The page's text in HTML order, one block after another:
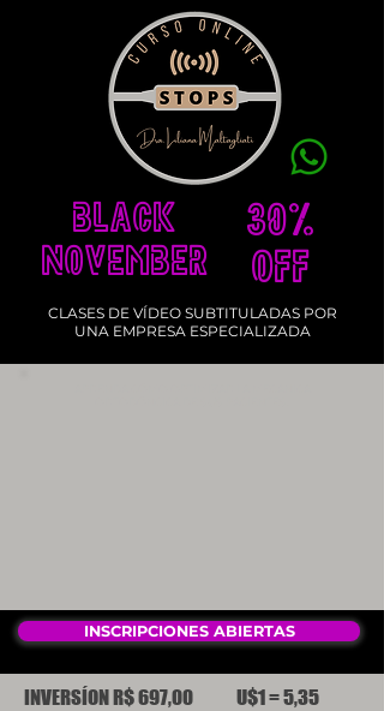
BLACK
NOVEMBER
30%
OFF
CLASES DE VÍDEO SUBTITULADAS POR
UNA EMPRESA ESPECIALIZADA
INSCRIPCIONES ABIERTAS
INVERSÍON R$ 697,00 U$1 = 5,35